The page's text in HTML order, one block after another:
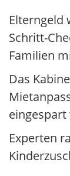
Elterngeld
Schritt-
Familien
Das
Experten